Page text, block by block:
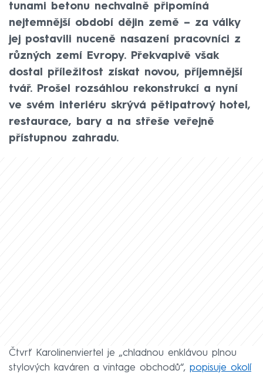
tunami betonu nechvalně připomíná
nejtemnější období dějin země – za války
jej postavili nuceně nasazení pracovníci z
různých zemí Evropy. Překvapivě však
dostal příležitost získat novou, příjemnější
tvář. Prošel rozsáhlou rekonstrukcí a nyní
ve svém interiéru skrývá pětipatrový hotel,
restaurace, bary a na střeše veřejně
přístupnou zahradu.
Čtvrť Karolinenviertel je „chladnou enklávou plnou
stylových kaváren a vintage obchodů“, popisuje okolí